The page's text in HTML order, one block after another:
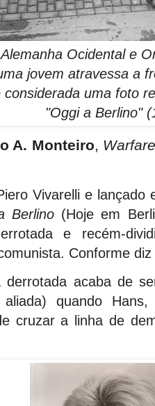
Ocidental e
jovem atravessa a
considerada uma foto
"Oggi a Berlino"
A. Monteiro,
Vivarelli e lançado
Berlino(Hoje em
e recém-
. Conforme
derrotada acaba de
quando
cruzar a linha de